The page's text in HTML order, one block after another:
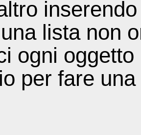
lista non
ogni
per fare